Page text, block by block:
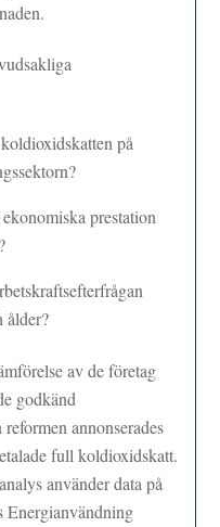
på
prestation
ålder?
av de företag
godkänd
annonserades
full koldioxidskatt.
använder data på
Energianvändning